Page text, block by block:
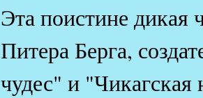
Эта поистине дикая
Питера Берга,
чудес" и "Чикагская